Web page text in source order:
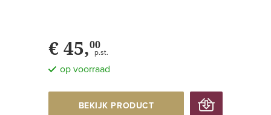
€ 45,00
p.st.
op voorraad
BEKIJK PRODUCT